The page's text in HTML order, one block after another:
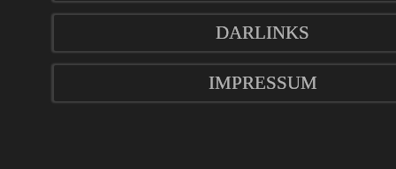
DARLINKS
IMPRESSUM